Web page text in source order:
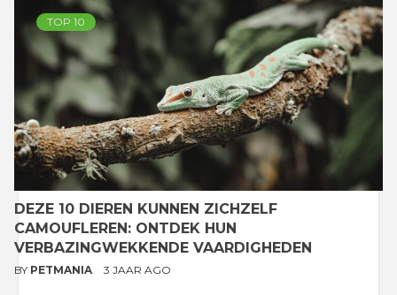
TOP 10
DEZE 10 DIEREN KUNNEN ZICHZELF
CAMOUFLEREN: ONTDEK HUN
VERBAZINGWEKKENDE VAARDIGHEDEN
BY PETMANIA 3 JAAR AGO